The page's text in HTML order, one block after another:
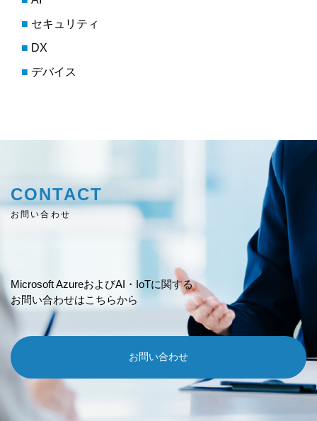
セキュリティ
DX
デバイス
CONTACT
お問い合わせ
Microsoft AzureおよびAI・IoTに関する
お問い合わせはこちらから
お問い合わせ